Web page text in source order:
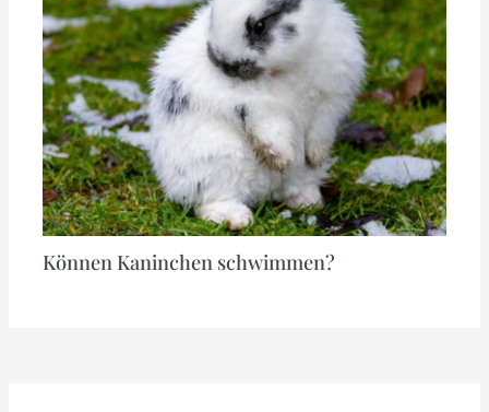
Können Kaninchen schwimmen?